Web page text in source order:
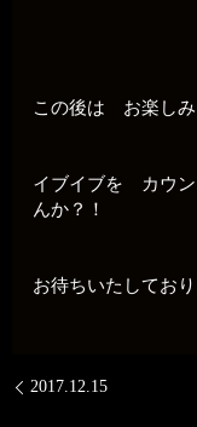
この後は お楽
イブイブを カウ
んか？！
お待ちいたしており
2017.12.15